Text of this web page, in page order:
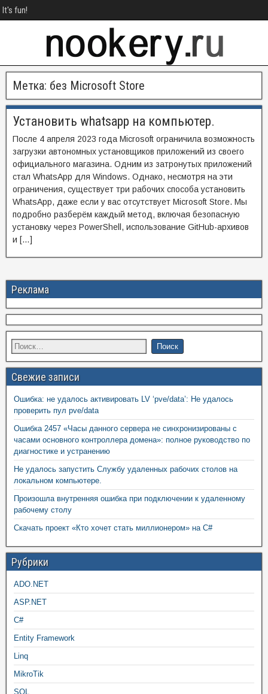
It's fun!
Метка: без Microsoft Store
Установить whatsapp на компьютер.
После 4 апреля 2023 года Microsoft ограничила возможность
загрузки автономных установщиков приложений из своего
официального магазина. Одним из затронутых приложений
стал WhatsApp для Windows. Однако, несмотря на эти
ограничения, существует три рабочих способа установить
WhatsApp, даже если у вас отсутствует Microsoft Store. Мы
подробно разберём каждый метод, включая безопасную
установку через PowerShell, использование GitHub-архивов
и […]
Реклама
Свежие записи
Ошибка: не удалось активировать LV ‘pve/data’: Не удалось
проверить пул pve/data
Ошибка 2457 «Часы данного сервера не синхронизированы с
часами основного контроллера домена»: полное руководство по
диагностике и устранению
Не удалось запустить Службу удаленных рабочих столов на
локальном компьютере.
Произошла внутренняя ошибка при подключении к удаленному
рабочему столу
Скачать проект «Кто хочет стать миллионером» на C#
Рубрики
ADO.NET
ASP.NET
C#
Entity Framework
Linq
MikroTik
SQL